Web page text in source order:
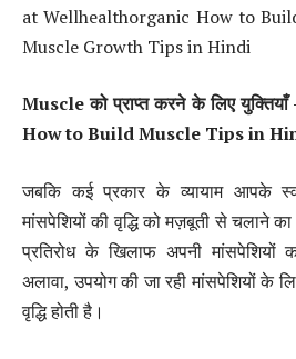
at Wellhealthorganic How to
Muscle Growth Tips in Hindi
Muscleको प्राप्त करने के लिए युक्तियाँ
How to Build Muscle Tips in
जबकि कई प्रकार के व्यायाम आपके
मांसपेशियों की वृद्धि को मज़बूती से चलाने
प्रतिरोध के खिलाफ अपनी
अलावा, उपयोग की जा रही मांसपेशियों के
वृद्धि होती है।